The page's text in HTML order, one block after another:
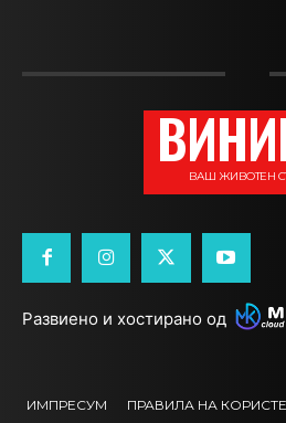
ВАШ ЖИВОТЕН
Развиено и хостирано од
ИМПРЕСУМ ПРАВИЛА НА